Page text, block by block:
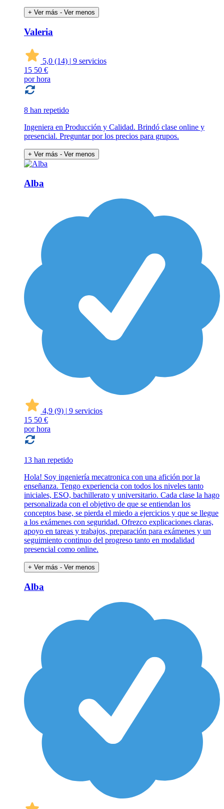
+ Ver más - Ver menos
Valeria
5,0 (14) | 9 servicios
15 50 €
por hora
8 han repetido
Ingeniera en Producción y Calidad. Brindó clase online y
presencial. Preguntar por los precios para grupos.
+ Ver más - Ver menos
Alba
4,9 (9) | 9 servicios
15 50 €
por hora
13 han repetido
Hola! Soy ingeniería mecatronica con una afición por la
enseñanza. Tengo experiencia con todos los niveles tanto
iniciales, ESO, bachillerato y universitario. Cada clase la hago
personalizada con el objetivo de que se entiendan los
conceptos base, se pierda el miedo a ejercicios y que se llegue
a los exámenes con seguridad. Ofrezco explicaciones claras,
apoyo en tareas y trabajos, preparación para exámenes y un
seguimiento continuo del progreso tanto en modalidad
presencial como online.
+ Ver más - Ver menos
Alba